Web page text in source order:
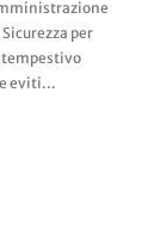
eviti...